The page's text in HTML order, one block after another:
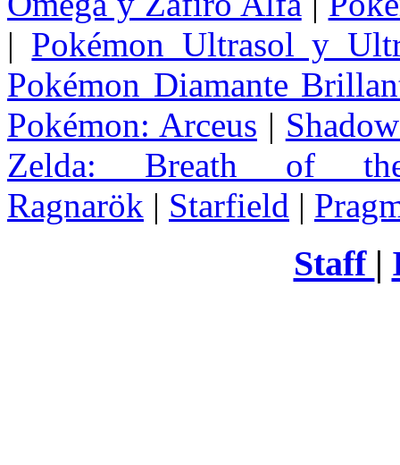
| Pokémon Ultrasol y
Pokémon Diamante
Pokémon: Arceus |
Zelda: Breath of
Ragnarök | Starfield |
Staff |